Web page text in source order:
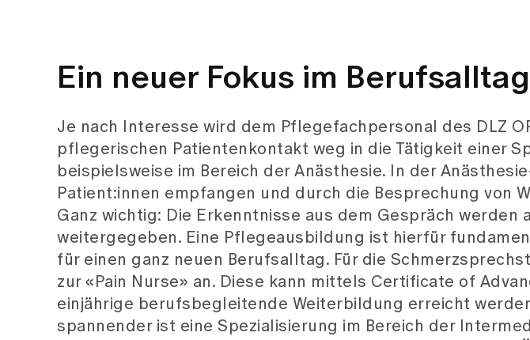
Ein neuer Fokus im Berufsalltag
Je nach Interesse wird dem Pflegefachpersonal des DLZ
pflegerischen Patientenkontakt weg in die Tätigkeit einer
beispielsweise im Bereich der Anästhesie. In der
Patient:innen empfangen und durch die Besprechung von
Ganz wichtig: Die Erkenntnisse aus dem Gespräch
weitergegeben. Eine Pflegeausbildung ist hierfür
für einen ganz neuen Berufsalltag. Für die
zur «Pain Nurse» an. Diese kann mittels Certificate of
einjährige berufsbegleitende Weiterbildung erreicht
spannender ist eine Spezialisierung im Bereich der